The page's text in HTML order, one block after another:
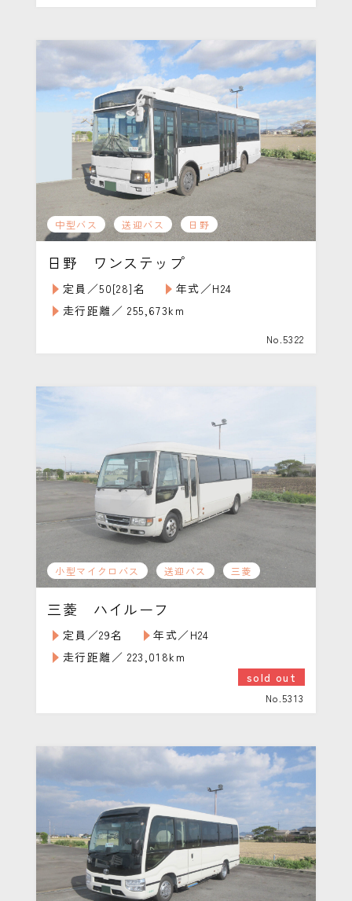
中型バス 送迎バス 日野
日野 ワンステップ
定員／50[28]名
年式／H24
走行距離／ 255,673km
No.5322
小型マイクロバス 送迎バス 三菱
三菱 ハイルーフ
定員／29名
年式／H24
走行距離／ 223,018km
sold out
No.5313